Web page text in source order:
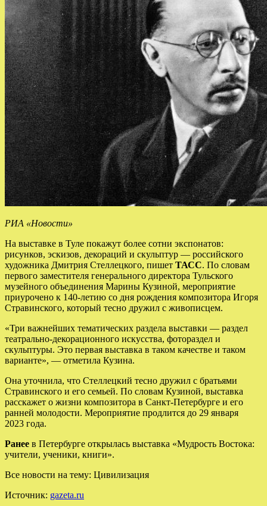
РИА «Новости»
На выставке в Туле покажут более сотни экспонатов:
рисунков, эскизов, декораций и скульптур — российского
художника Дмитрия Стеллецкого, пишет ТАСС. По словам
первого заместителя генерального директора Тульского
музейного объединения Марины Кузиной, мероприятие
приурочено к 140-летию со дня рождения композитора Игоря
Стравинского, который тесно дружил с живописцем.
«Три важнейших тематических раздела выставки — раздел
театрально-декорационного искусства, фотораздел и
скульптуры. Это первая выставка в таком качестве и таком
варианте», — отметила Кузина.
Она уточнила, что Стеллецкий тесно дружил с братьями
Стравинского и его семьей. По словам Кузиной, выставка
расскажет о жизни композитора в Санкт-Петербурге и его
ранней молодости. Мероприятие продлится до 29 января
2023 года.
Ранее в Петербурге открылась выставка «Мудрость Востока:
учители, ученики, книги».
Все новости на тему: Цивилизация
Источник: gazeta.ru